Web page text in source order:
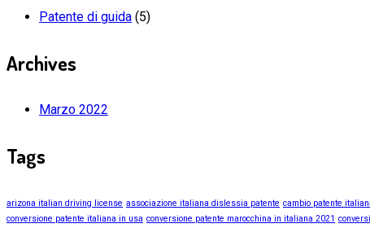
Patente di guida (5)
Archives
Marzo 2022
Tags
arizona italian driving license associazione italiana dislessia patente cambio patente
conversione patente italiana in usa conversione patente marocchina in italiana 2021